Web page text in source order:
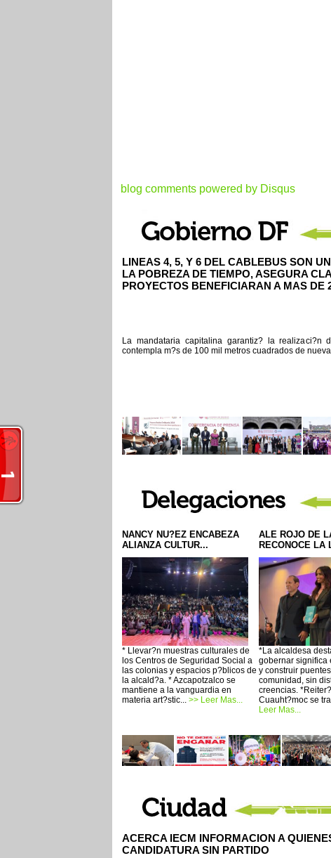
blog comments powered by Disqus
LINEAS 4, 5, Y 6 DEL CABLEBUS SON
LA POBREZA DE TIEMPO, ASEGURA
PROYECTOS BENEFICIARAN A MAS DE
La mandataria capitalina garantiz? la realizaci?n
contempla m?s de 100 mil metros cuadrados de
NANCY NU?EZ ENCABEZA
ALIANZA CULTUR...
* Llevar?n muestras culturales de
los Centros de Seguridad Social a
las colonias y espacios p?blicos de
la alcald?a. * Azcapotzalco se
mantiene a la vanguardia en
materia art?stic... >> Leer Mas...
ALE ROJO DE
RECONOCE LA
*La alcaldesa
gobernar significa
y construir
comunidad, sin
creencias.
Cuauht?moc se
Leer Mas...
ACERCA IECM INFORMACION A
CANDIDATURA SIN PARTIDO